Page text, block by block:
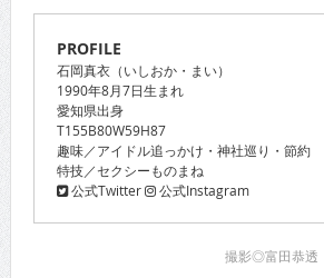
PROFILE
石岡真衣（いしおか・まい）
1990年8月7日生まれ
愛知県出身
T155B80W59H87
趣味／アイドル追っかけ・神社巡り・節約
特技／セクシーものまね
公式Twitter
公式Instagram
撮影◎富田恭